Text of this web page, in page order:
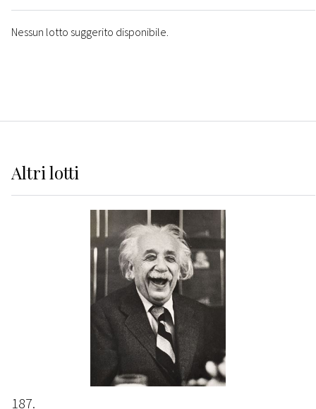
Nessun lotto suggerito disponibile.
Altrilotti
187